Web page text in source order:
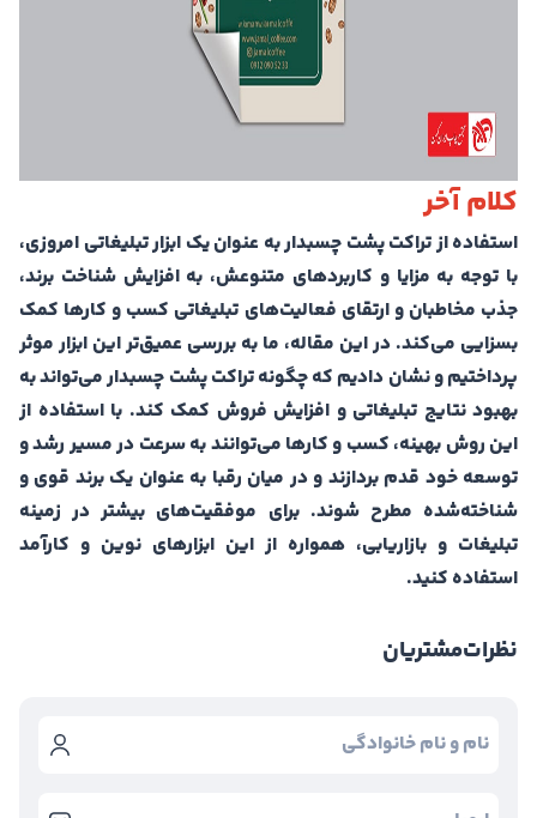
کلام آخر
استفاده از تراکت پشت چسبدار به عنوان یک ابزار تبلیغاتی امروزی،
با توجه به مزایا و کاربردهای متنوعش، به افزایش شناخت برند،
جذب مخاطبان و ارتقای فعالیت‌های تبلیغاتی کسب و کارها کمک
بسزایی می‌کند. در این مقاله، ما به بررسی عمیق‌تر این ابزار موثر
پرداختیم و نشان دادیم که چگونه تراکت پشت چسبدار می‌تواند به
بهبود نتایج تبلیغاتی و افزایش فروش کمک کند. با استفاده از
این روش بهینه، کسب و کارها می‌توانند به سرعت در مسیر رشد و
توسعه خود قدم بردازند و در میان رقبا به عنوان یک برند قوی و
شناخته‌شده مطرح شوند. برای موفقیت‌های بیشتر در زمینه
تبلیغات و بازاریابی، همواره از این ابزارهای نوین و کارآمد
استفاده کنید.
نظراتمشتریان